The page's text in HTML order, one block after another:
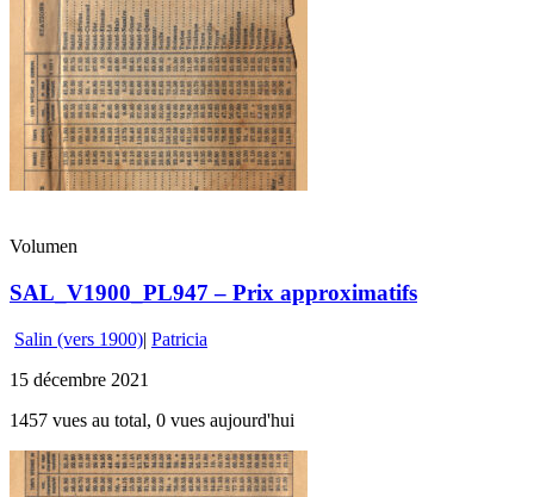
Volumen
SAL_V1900_PL947 – Prix approximatifs
Salin (vers 1900)| Patricia
15 décembre 2021
1457 vues au total, 0 vues aujourd'hui